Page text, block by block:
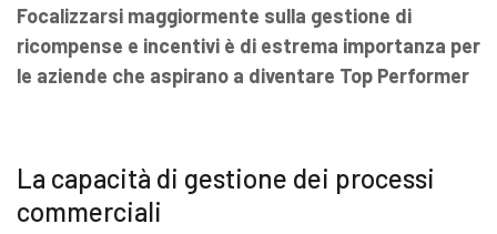
Focalizzarsi maggiormente sulla gestione di
ricompense e incentivi è di estrema importanza per
le aziende che aspirano a diventare Top Performer
La capacità di gestione dei processi
commerciali